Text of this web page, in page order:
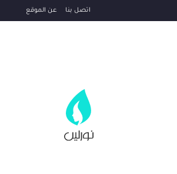
اتصل بنا عن الموقع